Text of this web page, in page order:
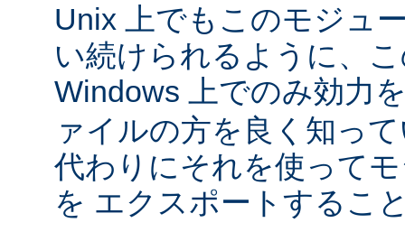
Unix 上でもこのモジュ
い続けられるように、
Windows 上でのみ効力
ァイルの方を良く知っ
代わりにそれを使って
を エクスポートするこ